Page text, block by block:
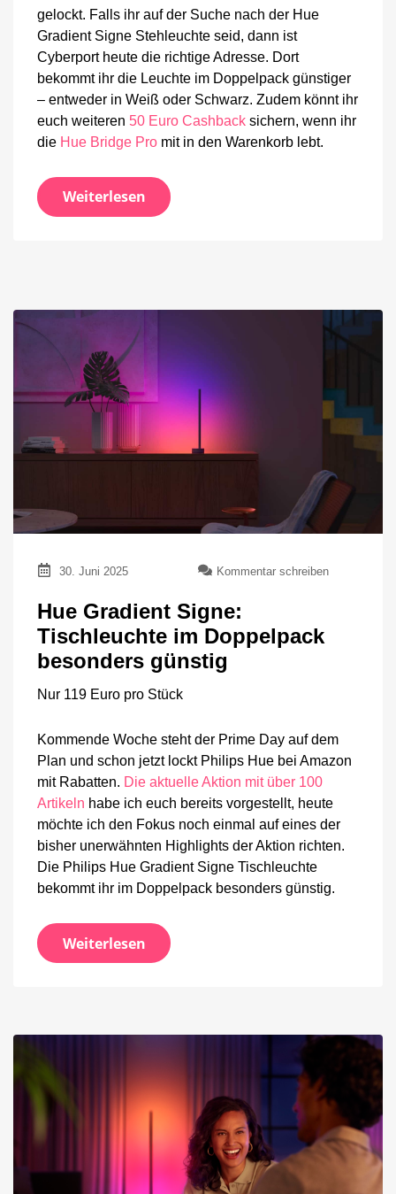
gelockt. Falls ihr auf der Suche nach der Hue
Gradient Signe Stehleuchte seid, dann ist
Cyberport heute die richtige Adresse. Dort
bekommt ihr die Leuchte im Doppelpack günstiger
– entweder in Weiß oder Schwarz. Zudem könnt ihr
euch weiteren 50 Euro Cashback sichern, wenn ihr
die Hue Bridge Pro mit in den Warenkorb lebt.
Weiterlesen
30. Juni 2025 Kommentar schreibenzu
Hue Gradient Signe:
Tischleuchte im Doppelpack
besonders günstig
Nur 119 Euro pro Stück
Kommende Woche steht der Prime Day auf dem
Plan und schon jetzt lockt Philips Hue bei Amazon
mit Rabatten. Die aktuelle Aktion mit über 100
Artikeln habe ich euch bereits vorgestellt, heute
möchte ich den Fokus noch einmal auf eines der
bisher unerwähnten Highlights der Aktion richten.
Die Philips Hue Gradient Signe Tischleuchte
bekommt ihr im Doppelpack besonders günstig.
Weiterlesen